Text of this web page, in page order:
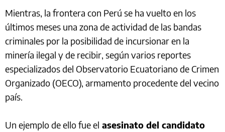
Mientras, la frontera con Perú se ha vuelto en los
últimos meses una zona de actividad de las bandas
criminales por la posibilidad de incursionar en la
minería ilegal y de recibir, según varios reportes
especializados del Observatorio Ecuatoriano de Crimen
Organizado (OECO), armamento procedente del vecino
país.
Un ejemplo de ello fue el asesinato del candidato